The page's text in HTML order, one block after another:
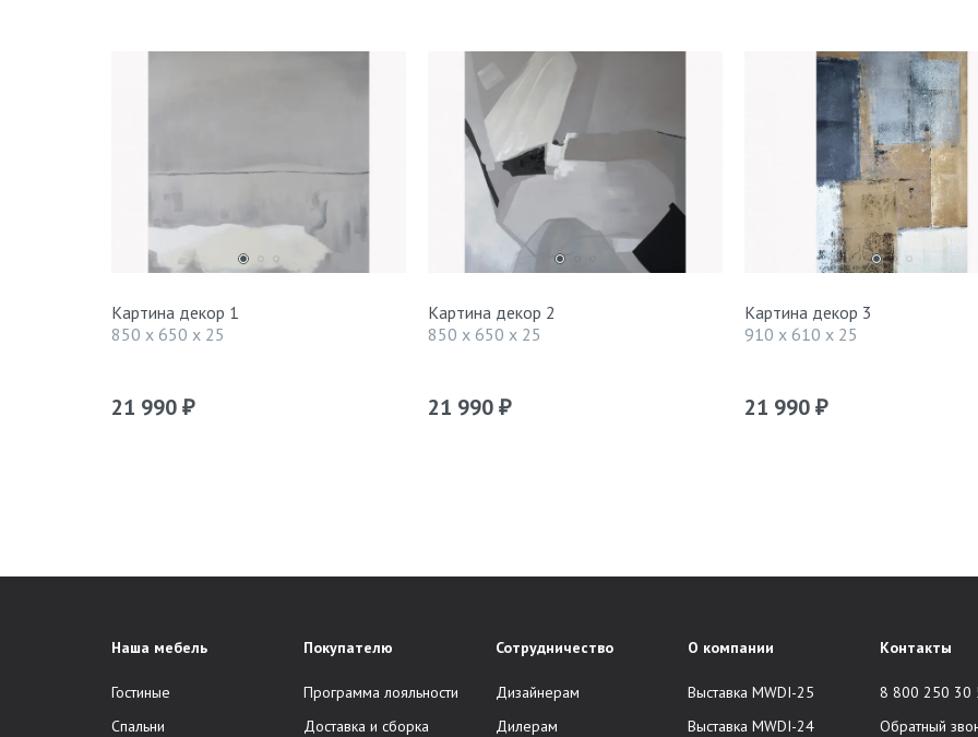
Картина декор 1
850 x 650 x 25
21 990 ₽
Картина декор 2
850 x 650 x 25
21 990 ₽
Картина декор 3
910 x 610 x 25
21 990 ₽
Наша мебель
Гостиные
Спальни
Покупателю
Программа лояльности
Доставка и сборка
Сотрудничество
Дизайнерам
Дилерам
О компании
Выставка MWDI-25
Выставка MWDI-24
Контакты
8 800 250 30
Обратный